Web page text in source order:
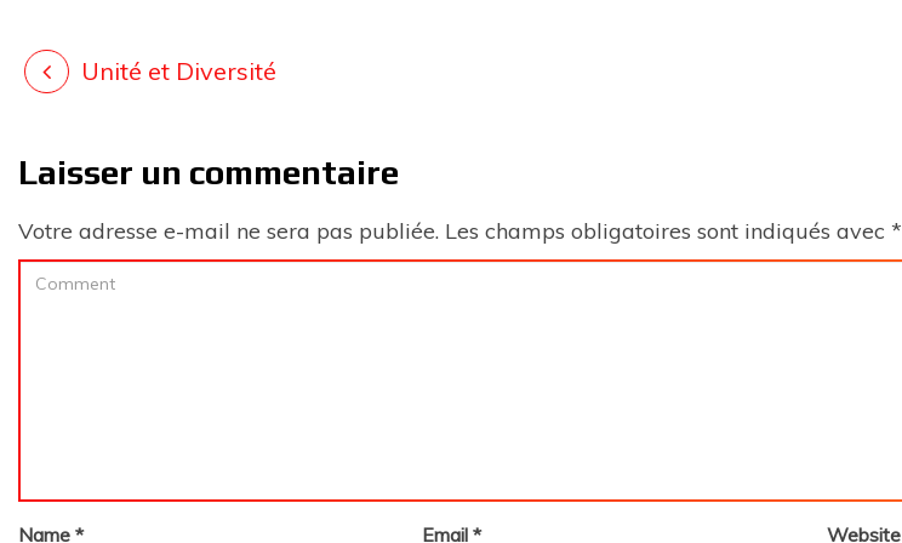
Unité et Diversité
Laisser un commentaire
Votre adresse e-mail ne sera pas publiée. Les champs obligatoires sont indiqués avec *
Name * Email* Website